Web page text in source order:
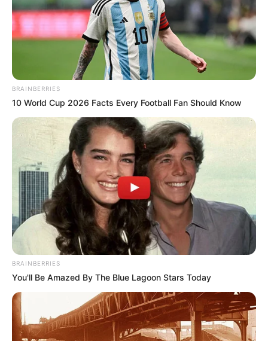
BRAINBERRIES
10 World Cup 2026 Facts Every Football Fan Should Know
BRAINBERRIES
You'll Be Amazed By The Blue Lagoon Stars Today